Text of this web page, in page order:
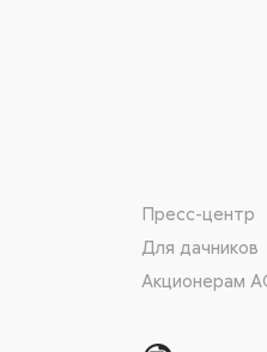
Пресс-центр
Для дачников
Акционерам